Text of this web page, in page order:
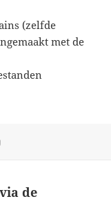
(zelfde
met de
de